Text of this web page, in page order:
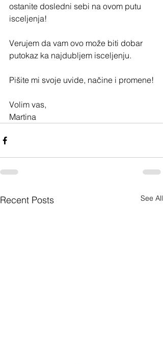
ostanite dosledni sebi na ovom putu
isceljenja!
Verujem da vam ovo može biti dobar
putokaz ka najdubljem isceljenju.
Pišite mi svoje uvide, načine i promene!
Volim vas,
Martina
Recent Posts See All